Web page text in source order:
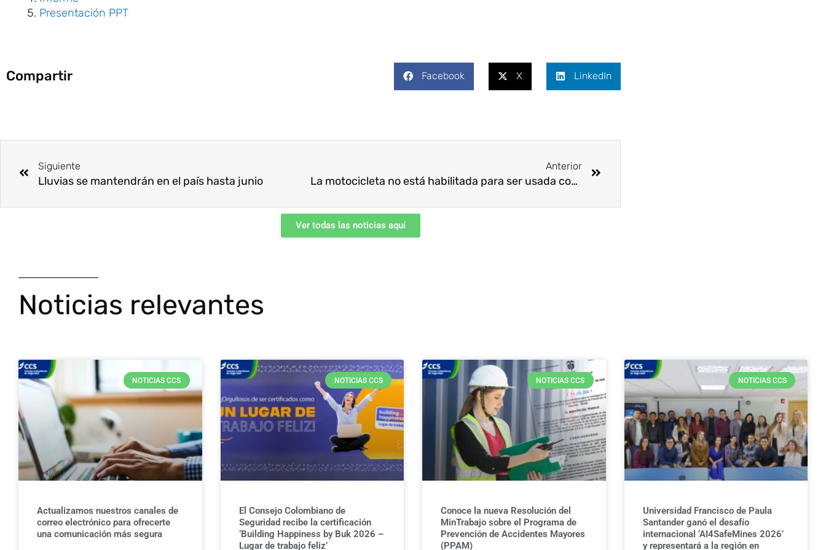
Presentación PPT
Compartir Facebook X LinkedIn
Siguiente
Lluvias se mantendrán en el país hasta junio
Anterior
La motocicleta no está habilitada para ser usada como vehículo de transporte público
Ver todas las noticias aquí
Noticias relevantes
NOTICIAS CCS
Actualizamos nuestros canales de
correo electrónico para ofrecerte
una comunicación más segura
NOTICIAS CCS
El Consejo Colombiano de
Seguridad recibe la certificación
‘Building Happiness by Buk 2026 –
Lugar de trabajo feliz’
NOTICIAS CCS
Conoce la nueva Resolución del
MinTrabajo sobre el Programa de
Prevención de Accidentes Mayores
(PPAM)
NOTICIAS CCS
Universidad Francisco de Paula
Santander ganó el desafío
internacional ‘AI4SafeMines 2026’
y representará a la región en